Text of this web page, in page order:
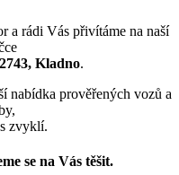
a rádi Vás přivítáme na naší
Kladno.
nabídka prověřených vozů a
zvyklí.
se na Vás těšit.